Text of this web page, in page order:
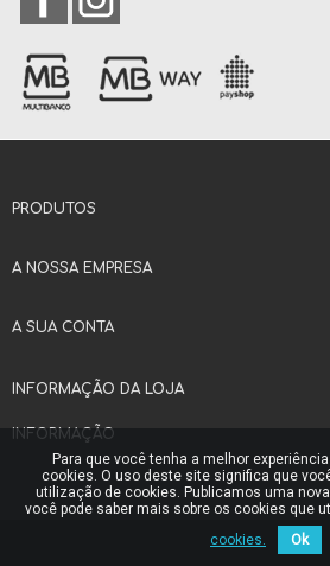
PRODUTOS
A NOSSA EMPRESA
A SUA CONTA
INFORMAÇÃO DA LOJA
INFORMAÇÃO
Para que você tenha a melhor
cookies. O uso deste site significa que
utilização de cookies. Publicamos uma
você pode saber mais sobre os cookies que
cookies.
Ok